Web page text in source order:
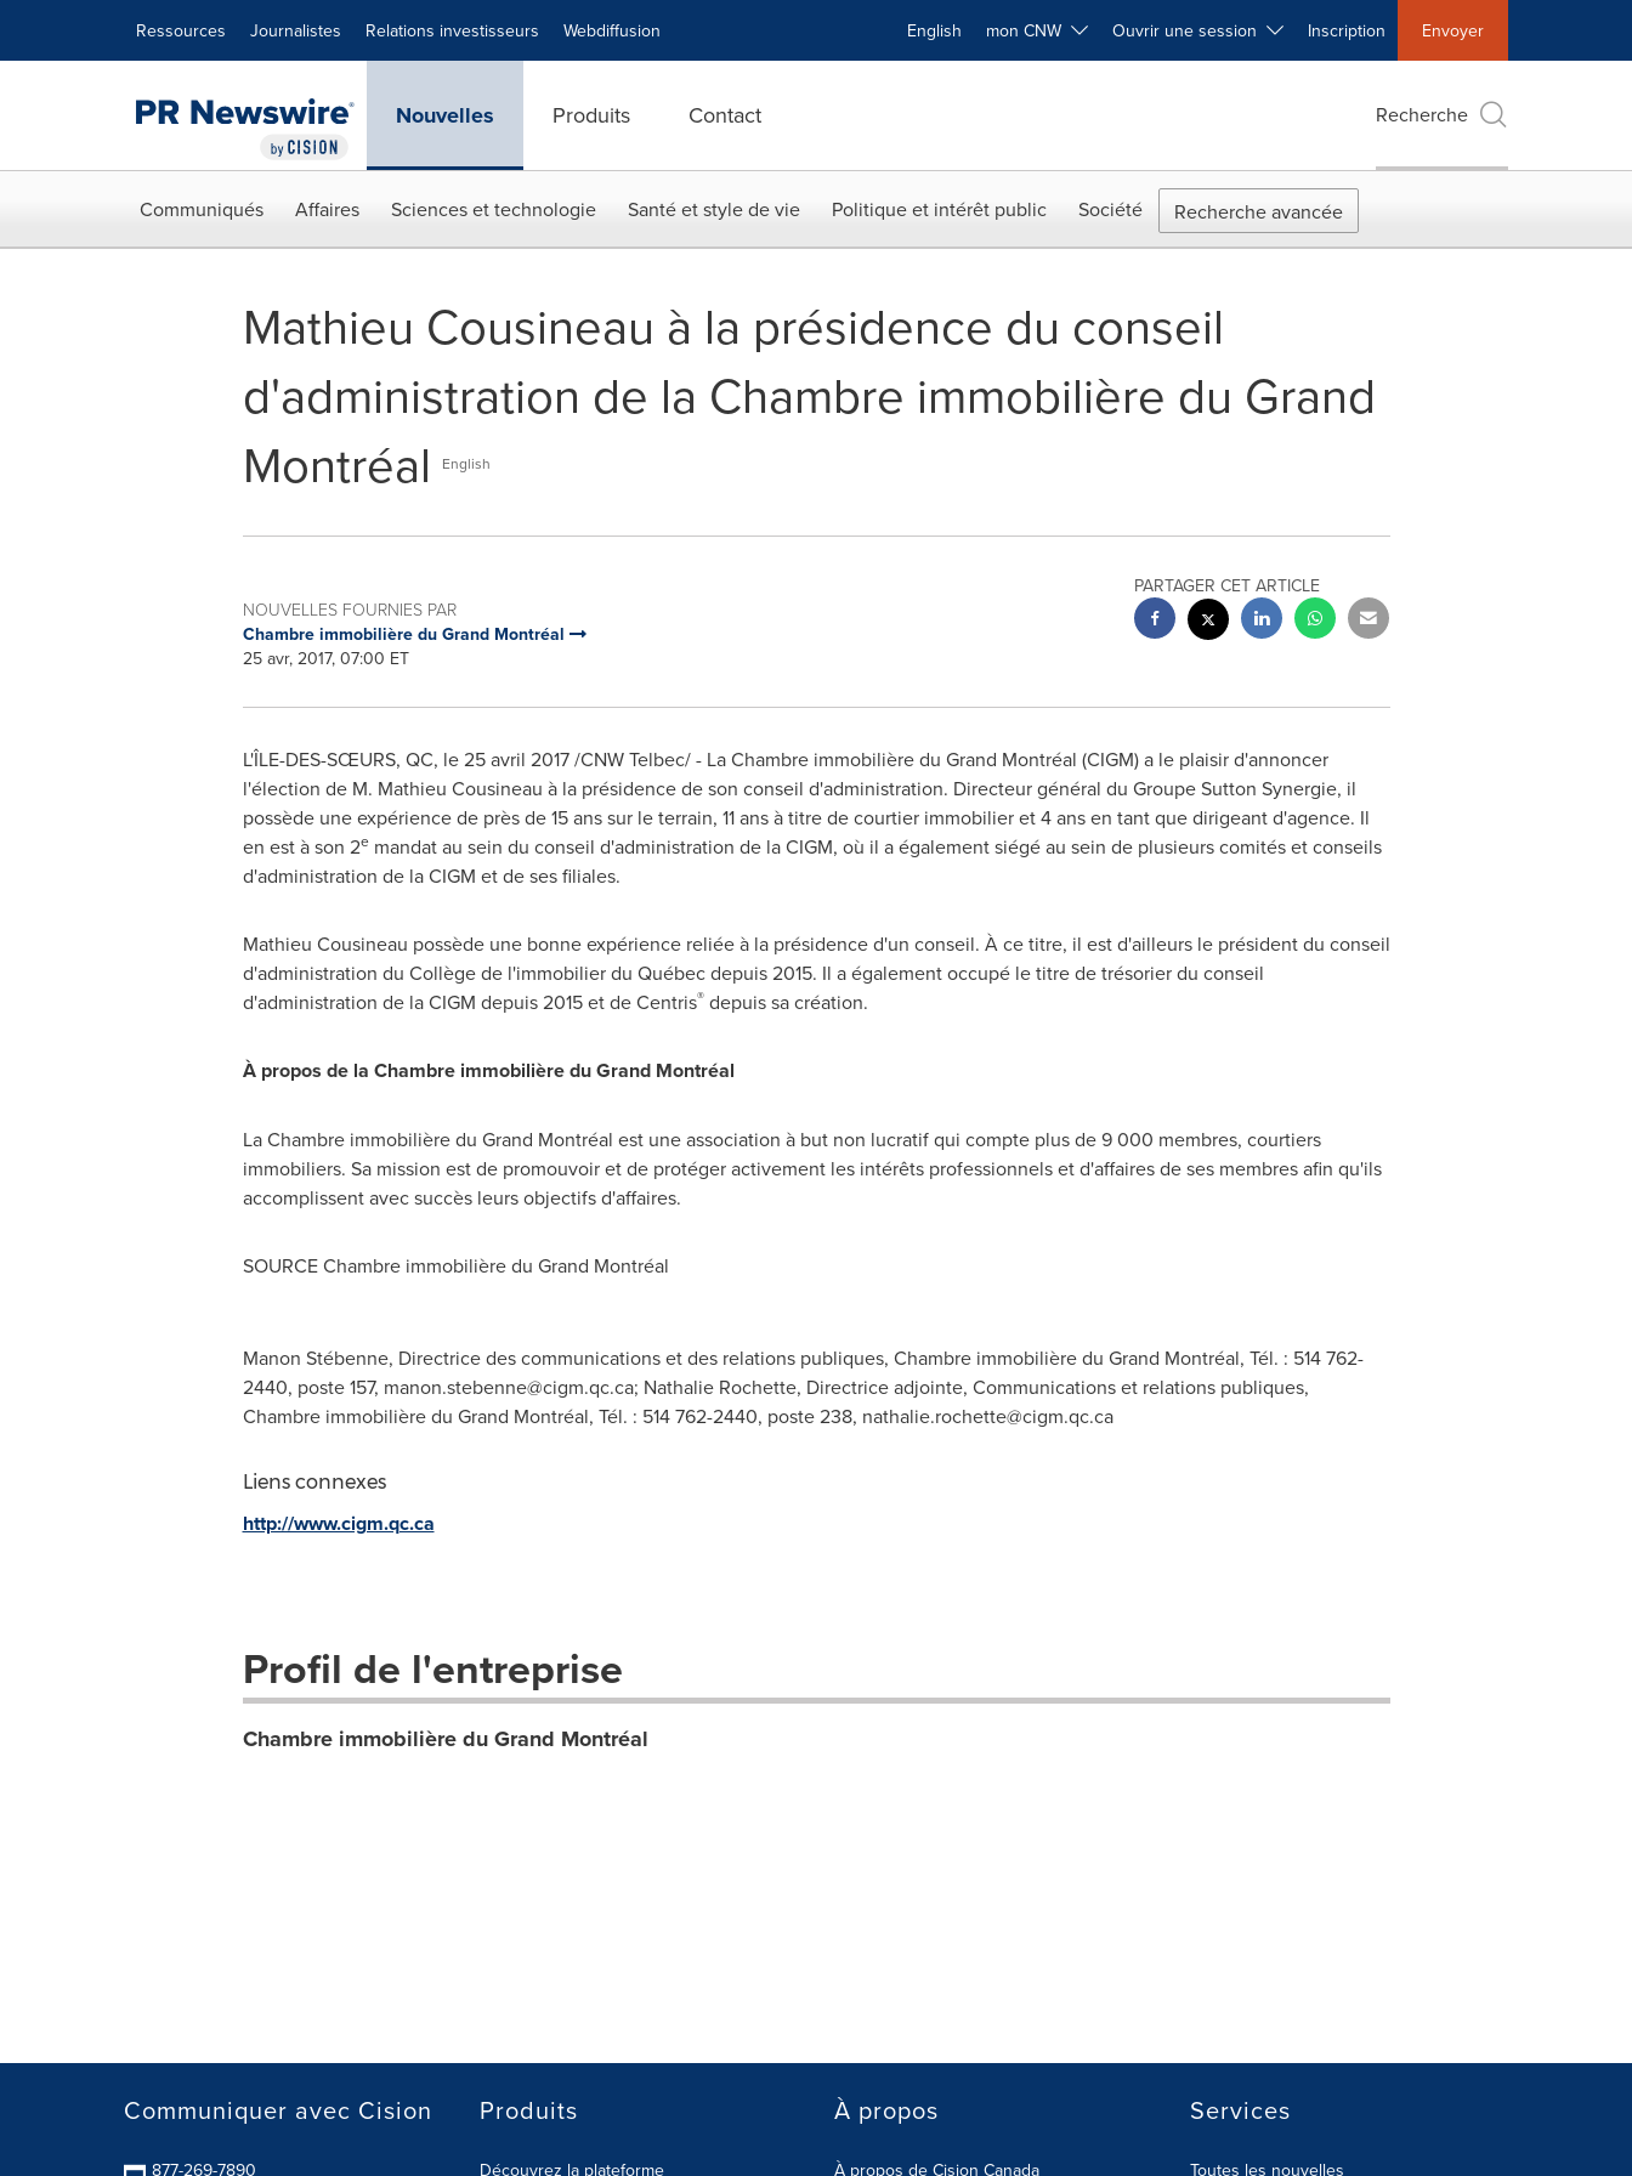
Ressources Journalistes Relations investisseurs Webdiffusion English mon CNW Ouvrir une session Inscription Envoyer
Nouvelles Produits Contact Recherche
Communiqués Affaires Sciences et technologie Santé et style de vie Politique et intérêt public Société Recherche avancée
Mathieu Cousineau à la présidence du conseil
d'administration de la Chambre immobilière du Grand
Montréal
English
NOUVELLES FOURNIES PAR
Chambre immobilière du Grand Montréal
25 avr, 2017, 07:00 ET
PARTAGER CET ARTICLE
L'ÎLE-DES-SŒURS, QC, le 25 avril 2017 /CNW Telbec/ - La Chambre immobilière du Grand Montréal (CIGM) a le plaisir d'annoncer
l'élection de M. Mathieu Cousineau à la présidence de son conseil d'administration. Directeur général du Groupe Sutton Synergie, il
possède une expérience de près de 15 ans sur le terrain, 11 ans à titre de courtier immobilier et 4 ans en tant que dirigeant d'agence. Il
en est à son 2emandat au sein du conseil d'administration de la CIGM, où il a également siégé au sein de plusieurs comités et conseils
d'administration de la CIGM et de ses filiales.
Mathieu Cousineau possède une bonne expérience reliée à la présidence d'un conseil. À ce titre, il est d'ailleurs le président du conseil
d'administration du Collège de l'immobilier du Québec depuis 2015. Il a également occupé le titre de trésorier du conseil
d'administration de la CIGM depuis2015 etde Centris®depuis sa création.
À propos de la Chambre immobilière du Grand Montréal
La Chambre immobilière du Grand Montréal est une association à but non lucratif qui compte plus de 9 000 membres, courtiers
immobiliers. Sa mission est de promouvoir et de protéger activement les intérêts professionnels et d'affaires de ses membres afin qu'ils
accomplissent avec succès leurs objectifs d'affaires.
SOURCE Chambre immobilière du Grand Montréal
Manon Stébenne, Directrice des communications et des relations publiques, Chambre immobilière du Grand Montréal, Tél. : 514 762-
2440, poste 157, manon.stebenne@cigm.qc.ca; Nathalie Rochette, Directrice adjointe, Communications et relations publiques,
Chambre immobilière du Grand Montréal, Tél. : 514 762-2440, poste 238, nathalie.rochette@cigm.qc.ca
Liens connexes
http://www.cigm.qc.ca
Profil de l'entreprise
Chambre immobilière du Grand Montréal
Communiquer avec Cision
877-269-7890
Produits
Découvrez la plateforme
À propos
À propos de Cision Canada
Services
Toutes les nouvelles